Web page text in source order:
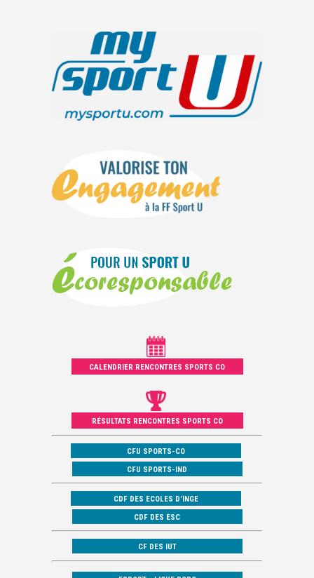
CALENDRIER RENCONTRES SPORTS CO
RÉSULTATS RENCONTRES SPORTS CO
CFU SPORTS-CO
CFU SPORTS-IND
CDF DES ECOLES D’INGE
CDF DES ESC
CF DES IUT